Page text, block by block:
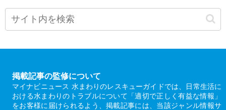
掲載記事の監修について
マイナビニュース 水まわりのレスキューガイドでは、日常生活に
おける水まわりのトラブルについて「適切で正しく有益な情報」
をお客様に届けられるよう、掲載記事には、当該ジャンル情報サ